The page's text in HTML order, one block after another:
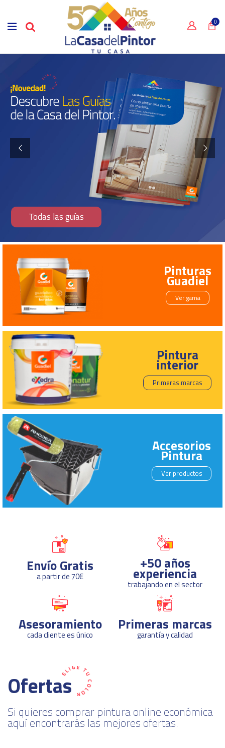
0
Todas las guías
Pinturas
Guadiel
Ver gama
Pintura
interior
Primeras marcas
Accesorios
Pintura
Ver productos
Envío Gratis
a partir de 70€
+50 años
experiencia
trabajando en el sector
Asesoramiento
cada cliente es único
Primeras marcas
garantía y calidad
Ofertas
Si quieres comprar pintura online económica
aquí encontrarás las mejores ofertas.